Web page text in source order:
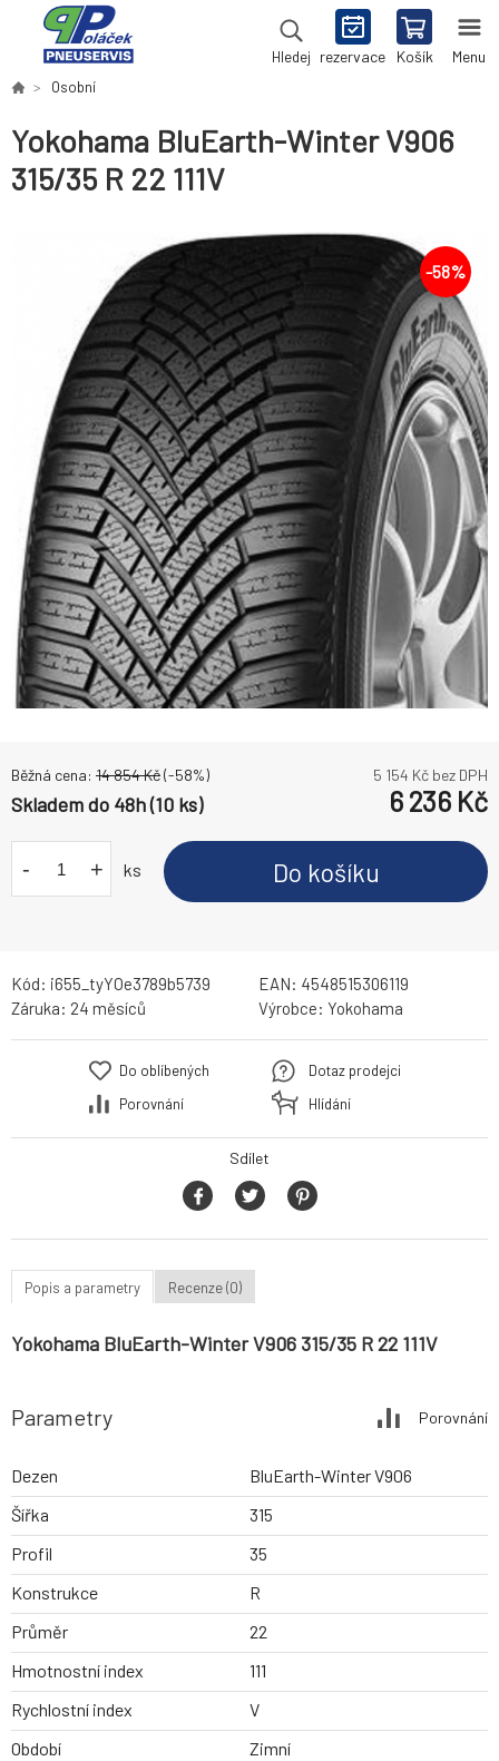
Hledej rezervace Košík Menu
Osobní
Yokohama BluEarth-Winter V906
315/35 R 22 111V
-58%
Běžná cena: 14 854Kč(-58%) 5 154 Kč bez DPH
Skladem do 48h (10 ks) 6 236 Kč
- + ks Do košíku
Kód: i655_tyYOe3789b5739 EAN: 4548515306119
Záruka: 24 měsíců Výrobce: Yokohama
Do oblíbených
Porovnání
Dotaz prodejci
Hlídání
Sdílet
Popis a parametry Recenze (0)
Yokohama BluEarth-Winter V906 315/35 R 22 111V
Parametry Porovnání
Dezen
BluEarth-Winter V906
Šířka
315
Profil
35
Konstrukce
R
Průměr
22
Hmotnostní index
111
Rychlostní index
V
Období
Zimní